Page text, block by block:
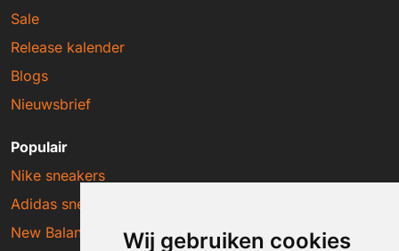
Wij gebruiken cookies
Sale
Release kalender
Blogs
Nieuwsbrief
Populair
Nike sneakers
Adidas sneakers
New Balance sneakers